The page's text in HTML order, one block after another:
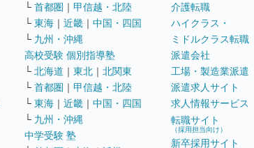
└ 首都圏 ｜ 甲信越・北陸
└ 東海 ｜ 近畿 ｜ 中国・四国
└ 九州・沖縄
高校受験 個別指導塾
└ 北海道 ｜ 東北 ｜ 北関東
└ 首都圏 ｜ 甲信越・北陸
└ 東海 ｜ 近畿 ｜ 中国・四国
└ 九州・沖縄
中学受験 塾
介護転職
ハイクラス・
ミドルクラス転職
派遣会社
工場・製造業派遣
派遣求人サイト
求人情報サービス
転職サイト
（採用担当向け）
新卒採用サイト